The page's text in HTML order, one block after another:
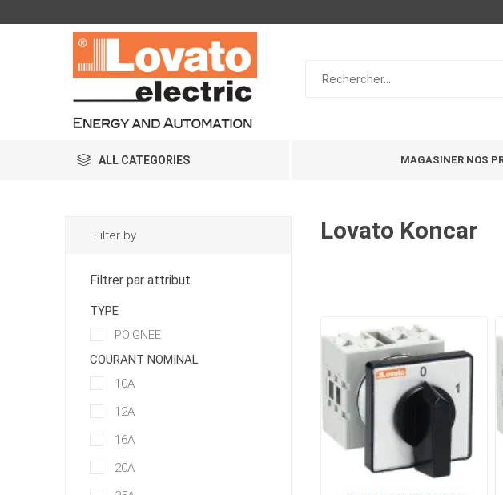
ALL CATEGORIES MAGASINER NOS
Lovato Koncar
Filter by
Filtrer par attribut
TYPE
POIGNEE
COURANT NOMINAL
10A
12A
16A
20A